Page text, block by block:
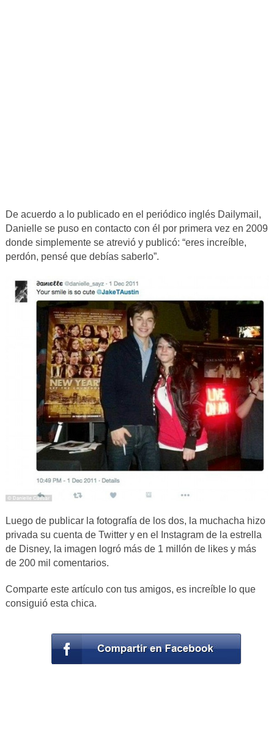
De acuerdo a lo publicado en el periódico inglés Dailymail,
Danielle se puso en contacto con él por primera vez en 2009
donde simplemente se atrevió y publicó: “eres increíble,
perdón, pensé que debías saberlo”.
Luego de publicar la fotografía de los dos, la muchacha hizo
privada su cuenta de Twitter y en el Instagram de la estrella
de Disney, la imagen logró más de 1 millón de likes y más
de 200 mil comentarios.
Comparte este artículo con tus amigos, es increíble lo que
consiguió esta chica.